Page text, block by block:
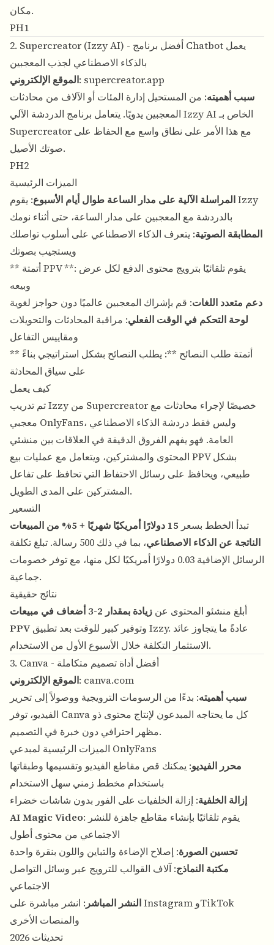
مكان.
PH1
2. Supercreator (Izzy AI) - أفضل برنامج Chatbot يعمل
بالذكاء الاصطناعي لجذب المعجبين
الموقع الإلكتروني: supercreator.app
سبب أهميته: من المستحيل إدارة المئات أو الآلاف من محادثات
المعجبين يدويًا. يتعامل برنامج الدردشة الآلي Izzy AI الخاص بـ
Supercreator مع هذا الأمر على نطاق واسع مع الحفاظ على
صوتك الأصيل.
PH2
الميزات الرئيسية
المراسلة الآلية على مدار الساعة طوال أيام الأسبوع: يقوم Izzy
بالدردشة مع المعجبين على مدار الساعة، حتى أثناء نومك
المطابقة الصوتية: يتعرف الذكاء الاصطناعي على أسلوب تواصلك
ويستجيب بصوتك
** أتمتة PPV **: يقوم تلقائيًا بترويج محتوى الدفع لكل عرض
وبيعه
دعم متعدد اللغات: قم بإشراك المعجبين عالميًا دون حواجز لغوية
لوحة التحكم في الوقت الفعلي: مراقبة المحادثات والتحويلات
ومقاييس التفاعل
** أتمتة طلب النصائح **: يطلب النصائح بشكل استراتيجي بناءً
على سياق المحادثة
كيف يعمل
تم تدريب Izzy من Supercreator خصيصًا لإجراء محادثات مع
معجبي OnlyFans، وليس فقط دردشة الذكاء الاصطناعي
العامة. فهو يفهم الفروق الدقيقة في العلاقات بين منشئي
المحتوى والمشتركين، ويتعامل مع عمليات بيع PPV بشكل
طبيعي، ويحافظ على رسائل الاحتفاظ التي تحافظ على تفاعل
المشتركين على المدى الطويل.
التسعير
تبدأ الخطط بسعر
15 دولارًا أمريكيًا شهريًا + 5% من المبيعات
الناتجة عن الذكاء الاصطناعي
، بما في ذلك 500 رسالة. تبلغ تكلفة
الرسائل الإضافية 0.03 دولارًا أمريكيًا لكل منها، مع توفر خصومات
جماعية.
نتائج حقيقية
أبلغ منشئو المحتوى عن
زيادة بمقدار 2-3 أضعاف في مبيعات
PPVوتوفير كبير للوقت بعد تطبيق Izzy. عادةً ما يتجاوز عائد
الاستثمار التكلفة خلال الأسبوع الأول من الاستخدام.
3. Canva - أفضل أداة تصميم متكاملة
الموقع الإلكتروني: canva.com
سبب أهميته: بدءًا من الرسومات الترويجية ووصولاً إلى تحرير
الفيديو، توفر Canva كل ما يحتاجه المبدعون لإنتاج محتوى ذو
مظهر احترافي دون خبرة في التصميم.
الميزات الرئيسية لمبدعي OnlyFans
محرر الفيديو: يمكنك قص مقاطع الفيديو وتقسيمها وطبقاتها
باستخدام مخطط زمني سهل الاستخدام
إزالة الخلفية: إزالة الخلفيات على الفور بدون شاشات خضراء
AI Magic Video: يقوم تلقائيًا بإنشاء مقاطع جاهزة للنشر
الاجتماعي من محتوى أطول
تحسين الصورة: إصلاح الإضاءة والتباين واللون بنقرة واحدة
مكتبة النماذج: آلاف القوالب للترويج عبر وسائل التواصل
الاجتماعي
النشر المباشر : انشر مباشرة على Instagram وTikTok
والمنصات الأخرى
تحديثات 2026